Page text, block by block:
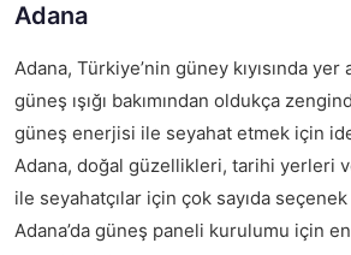
Adana
Adana, Türkiye’nin güney kıyısında
güneş ışığı bakımından oldukça
güneş enerjisi ile seyahat etmek için
Adana, doğal güzellikleri, tarihi yerleri
ile seyahatçılar için çok sayıda seçenek
Adana’da güneş paneli kurulumu için